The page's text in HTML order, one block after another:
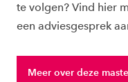
te volgen? Vind hier
een adviesgesprek
Meer over deze